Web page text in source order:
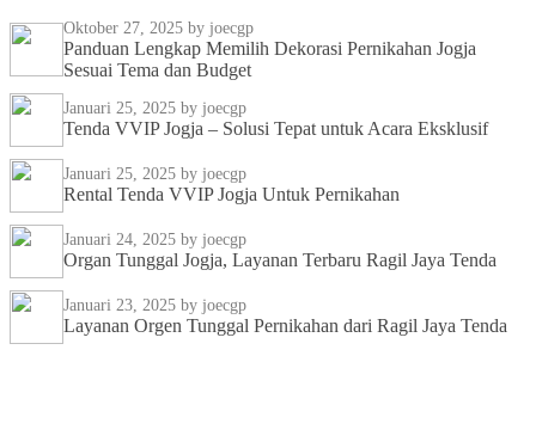
Oktober 27, 2025 by joecgp
Panduan Lengkap Memilih Dekorasi Pernikahan Jogja
Sesuai Tema dan Budget
Januari 25, 2025 by joecgp
Tenda VVIP Jogja – Solusi Tepat untuk Acara Eksklusif
Januari 25, 2025 by joecgp
Rental Tenda VVIP Jogja Untuk Pernikahan
Januari 24, 2025 by joecgp
Organ Tunggal Jogja, Layanan Terbaru Ragil Jaya Tenda
Januari 23, 2025 by joecgp
Layanan Orgen Tunggal Pernikahan dari Ragil Jaya Tenda